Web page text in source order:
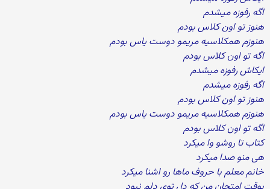
اگه رفوزه میشدم
هنوز تو اون کلاس بودم
هنوزم همکلاسیه مریمو دوست یاس بودم
اگه تو اون کلاس بودم
ایکاش رفوزه میشدم
اگه رفوزه میشدم
هنوز تو اون کلاس بودم
هنوزم همکلاسیه مریمو دوست یاس بودم
اگه تو اون کلاس بودم
کتاب تا روشو وا میکرد
هی منو صدا میکرد
خانم معلم با حروف ماها رو اشنا میکرد